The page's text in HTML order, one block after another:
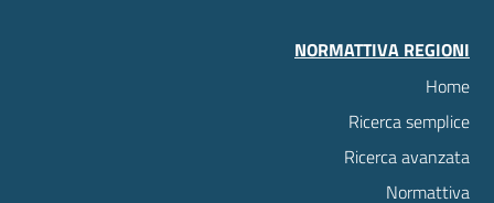
NORMATTIVA REGIONI
Home
Ricerca semplice
Ricerca avanzata
Normattiva